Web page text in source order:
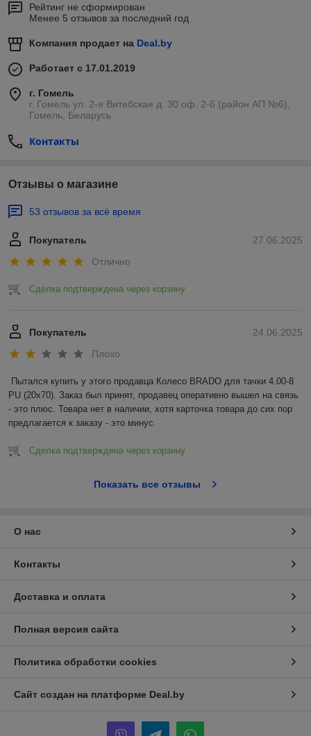
Рейтинг не сформирован
Менее 5 отзывов за последний год
Компания продает на Deal.by
Работает с 17.01.2019
г. Гомель
г. Гомель ул. 2-я Витебская д. 30 оф. 2-6 (район АП №6),
Гомель, Беларусь
Контакты
Отзывы о магазине
53 отзывов за всё время
27.06.2025
Покупатель
Отлично
Сделка подтверждена через корзину
24.06.2025
Покупатель
Плохо
Пытался купить у этого продавца Колесо BRADO для тачки 4.00-8
PU (20x70). Заказ был принят, продавец оперативно вышел на связь
- это плюс. Товара нет в наличии, хотя карточка товара до сих пор
предлагается к заказу - это минус.
Сделка подтверждена через корзину
Показать все отзывы
О нас
Контакты
Доставка и оплата
Полная версия сайта
Политика обработки cookies
Сайт создан на платформе Deal.by